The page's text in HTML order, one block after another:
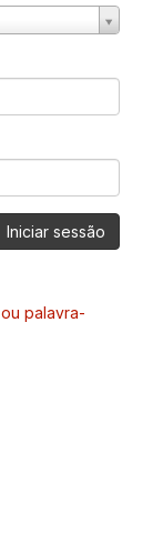
Iniciar sessão
palavra-